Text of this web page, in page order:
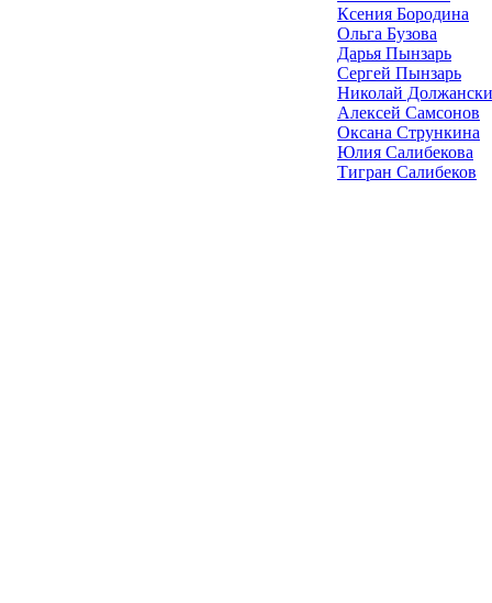
Ксения Бородина
Ольга Бузова
Дарья Пынзарь
Сергей Пынзарь
Николай
Алексей Самсонов
Оксана Стрункина
Юлия Салибекова
Тигран Салибеков